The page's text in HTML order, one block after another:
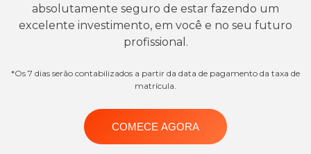
absolutamente seguro de estar fazendo um
excelente investimento, em você e no seu futuro
profissional.
*Os 7 dias serão contabilizados a partir da data de pagamento da taxa de
matrícula.
COMECE AGORA